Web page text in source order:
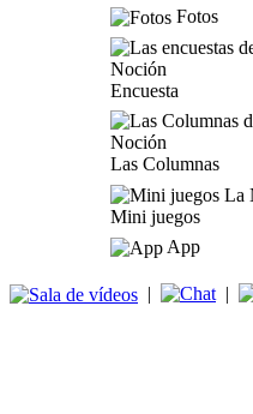
Fotos
Encuesta
Las Columnas
Mini juegos
App
| |